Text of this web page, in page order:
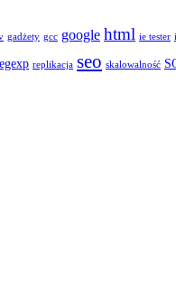
gadżety gcc google html ie tester
replikacja seo skalowalność